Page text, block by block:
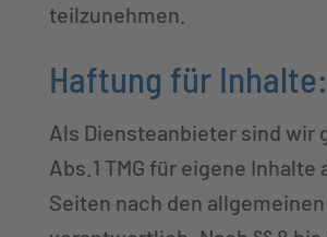
teilzunehmen.
Haftung für Inhalte:
Als Diensteanbieter sind wir
Abs.1 TMG für eigene Inhalte
Seiten nach den